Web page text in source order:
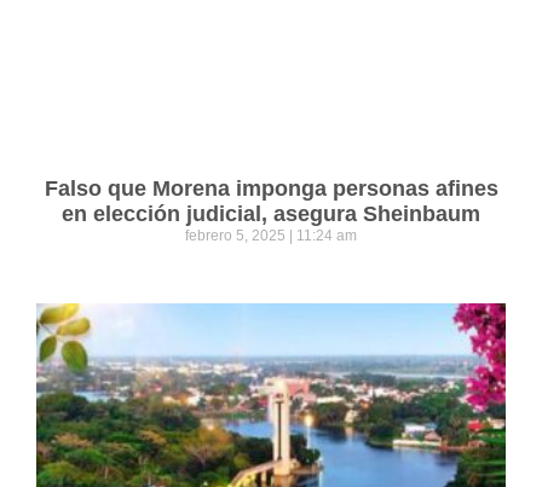
Falso que Morena imponga personas afines
en elección judicial, asegura Sheinbaum
febrero 5, 2025 11:24 am